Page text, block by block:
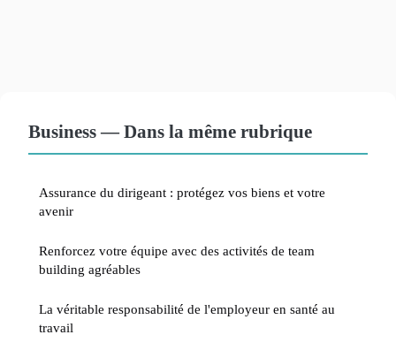
Business — Dans la même rubrique
Assurance du dirigeant : protégez vos biens et votre
avenir
Renforcez votre équipe avec des activités de team
building agréables
La véritable responsabilité de l'employeur en santé au
travail